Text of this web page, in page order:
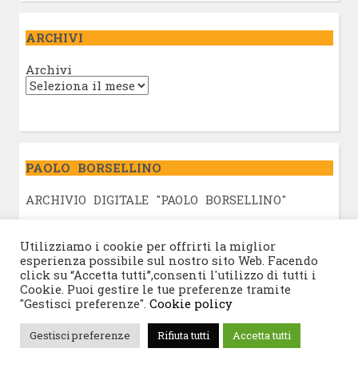
ARCHIVI
Archivi
PAOLO BORSELLINO
ARCHIVIO DIGITALE "PAOLO BORSELLINO"
Dalla Kalsa alla toga, la storia di Giovanni
Falcone e Paolo Borsellino
Ti racconterò tutte le storie che potrò. Di
Agnese Borsellino
Biblioteca Paolo Borsellino
Utilizziamo i cookie per offrirti la miglior
esperienza possibile sul nostro sito Web. Facendo
click su “Accetta tutti”,consenti l'utilizzo di tutti i
Cookie. Puoi gestire le tue preferenze tramite
"Gestisci preferenze". Cookie policy
Gestisci preferenze Rifiuta tutti Accetta tutti